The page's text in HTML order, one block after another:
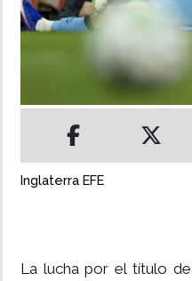
MUNDO
MULTIMEDIA
IMPRESO
Inglaterra EFE
La lucha por el título